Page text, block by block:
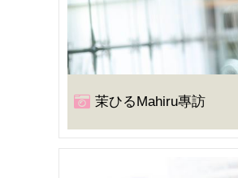
茉ひるMahiru專訪